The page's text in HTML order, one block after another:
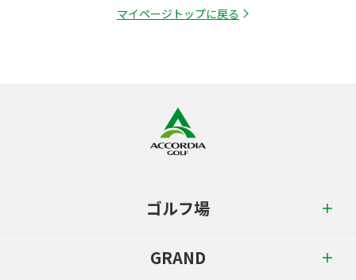
マイページトップに戻る
ゴルフ場
GRAND